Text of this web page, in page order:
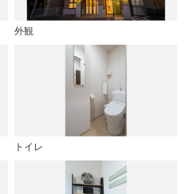
外観
トイレ